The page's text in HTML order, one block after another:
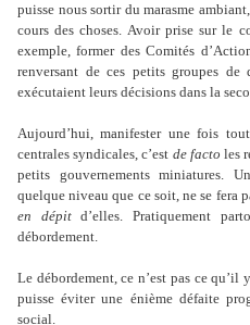
puisse nous sortir du marasme
cours des choses. Avoir prise sur le
exemple, former des Comités
renversant de ces petits groupes de
exécutaient leurs décisions dans la
Aujourd’hui, manifester une fois
centrales syndicales, c’est de facto les
petits gouvernements miniatures.
quelque niveau que ce soit, ne se fera
en dépitd’elles. Pratiquement
débordement.
Le débordement, ce n’est pas ce qu’il
puisse éviter une énième défaite
social.